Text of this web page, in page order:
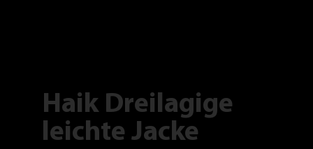
Haik Dreilagige
leichte Jacke